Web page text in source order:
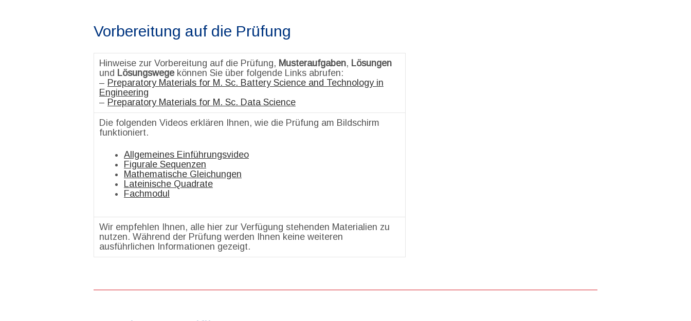
Vorbereitung auf die Prüfung
Hinweise zur Vorbereitung auf die Prüfung, Musteraufgaben, Lösungen
und Lösungswege können Sie über folgende Links abrufen:
– Preparatory Materials for M. Sc. Battery Science and Technology in
Engineering
– Preparatory Materials for M. Sc. Data Science
Die folgenden Videos erklären Ihnen, wie die Prüfung am Bildschirm
funktioniert.
Allgemeines Einführungsvideo
Figurale Sequenzen
Mathematische Gleichungen
Lateinische Quadrate
Fachmodul
Wir empfehlen Ihnen, alle hier zur Verfügung stehenden Materialien zu
nutzen. Während der Prüfung werden Ihnen keine weiteren
ausführlichen Informationen gezeigt.